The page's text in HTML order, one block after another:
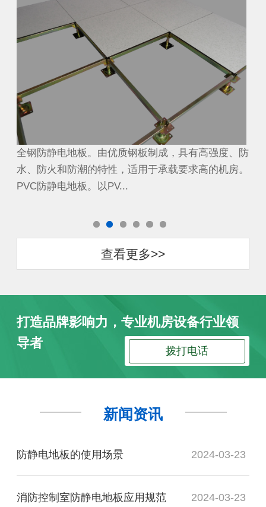
全钢防静电地板。由优质钢板制成，具有高强度、防
水、防火和防潮的特性，适用于承载要求高的机房。
PVC防静电地板。以PV...
查看更多>>
打造品牌影响力，专业机房设备行业领
导者
拨打电话
新闻资讯
防静电地板的使用场景 2024-03-23
消防控制室防静电地板应用规范 2024-03-23